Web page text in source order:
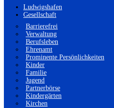
Ludwigshafen
Gesellschaft
Barrierefrei
Verwaltung
Berufsleben
Ehrenamt
Prominente Persönlichkeiten
Kinder
Familie
Jugend
Partnerbörse
Kindergärten
Kirchen